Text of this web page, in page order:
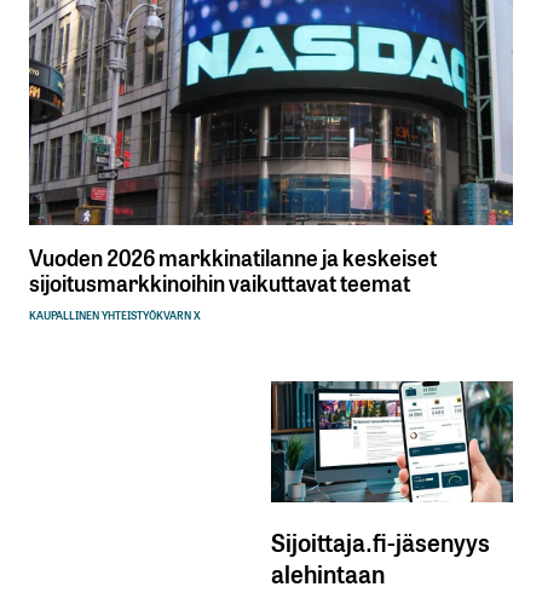
Vuoden 2026 markkinatilanne ja keskeiset
sijoitusmarkkinoihin vaikuttavat teemat
KAUPALLINEN YHTEISTYÖKVARN X
Sijoittaja.fi-jäsenyys
alehintaan